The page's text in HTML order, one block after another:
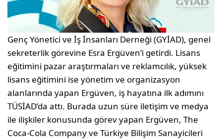
Genç Yönetici ve İş İnsanları Derneği (GYİAD), genel
sekreterlik görevine Esra Ergüven’i getirdi. Lisans
eğitimini pazar araştırmaları ve reklamcılık, yüksek
lisans eğitimini ise yönetim ve organizasyon
alanlarında yapan Ergüven, iş hayatına ilk adımını
TÜSİAD’da attı. Burada uzun süre iletişim ve medya
ile ilişkiler konusunda görev yapan Ergüven, The
Coca-Cola Company ve Türkiye Bilişim Sanayicileri